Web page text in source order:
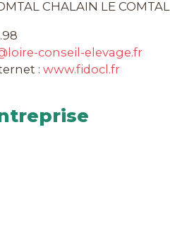
CHALAIN LE
conseil-elevage.fr
: www.fidocl.fr